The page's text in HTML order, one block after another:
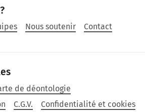
Nous soutenir
Contact
de déontologie
C.G.V. Confidentialité et cookies